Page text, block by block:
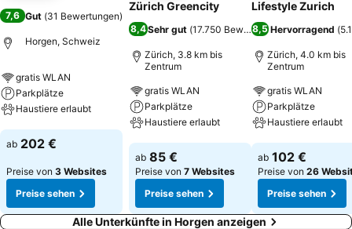
7,6 Gut (31 Bewertungen)
Horgen, Schweiz
gratis WLAN
Parkplätze
Haustiere erlaubt
Preise sehen
ab 202 €
Preise von 3 Websites
Preise sehen
Zürich Greencity
8,4Sehr gut (17.750 Bewertungen)
Zürich, 3.8 km bis
Zentrum
gratis WLAN
Parkplätze
Haustiere erlaubt
Preise sehen
ab 85 €
Preise von 7 Websites
Preise sehen
Lifestyle Zurich
8,5 Hervorragend (
Zürich, 4.0 km bis
Zentrum
gratis WLAN
Parkplätze
Haustiere erlaubt
Preise sehen
ab 102 €
Preise von 26
Preise sehen
Alle Unterkünfte in Horgen anzeigen